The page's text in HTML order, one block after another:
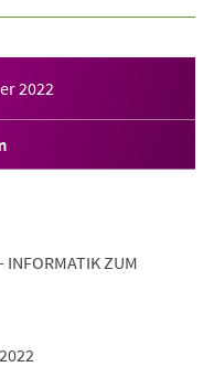
2022
INFORMATIK ZUM